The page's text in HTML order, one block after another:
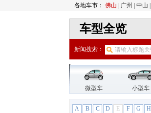
各地车市： 佛山 广州 中山
车型全览
新闻搜索：
微型车 小型车
A B C D E F G H
马自达CX-30 EV
马自达CX-8
马自达2（停产）
马自达3（停产）
马自达(7)
ATENZA(进口)
马自达CX-3